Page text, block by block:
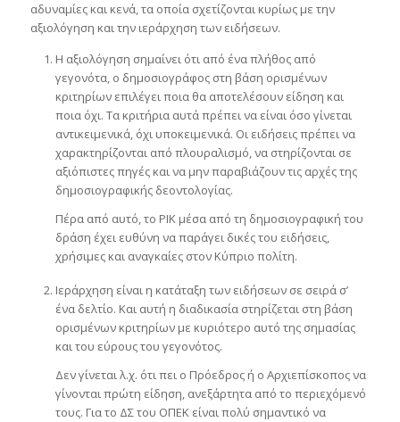
αδυναμίες και κενά, τα οποία σχετίζονται κυρίως με την
αξιολόγηση και την ιεράρχηση των ειδήσεων.
Η αξιολόγηση σημαίνει ότι από ένα πλήθος από
γεγονότα, ο δημοσιογράφος στη βάση ορισμένων
κριτηρίων επιλέγει ποια θα αποτελέσουν είδηση και
ποια όχι. Τα κριτήρια αυτά πρέπει να είναι όσο γίνεται
αντικειμενικά, όχι υποκειμενικά. Οι ειδήσεις πρέπει να
χαρακτηρίζονται από πλουραλισμό, να στηρίζονται σε
αξιόπιστες πηγές και να μην παραβιάζουν τις αρχές της
δημοσιογραφικής δεοντολογίας.
Πέρα από αυτό, το ΡΙΚ μέσα από τη δημοσιογραφική του
δράση έχει ευθύνη να παράγει δικές του ειδήσεις,
χρήσιμες και αναγκαίες στον Κύπριο πολίτη.
Ιεράρχηση είναι η κατάταξη των ειδήσεων σε σειρά σ’
ένα δελτίο. Και αυτή η διαδικασία στηρίζεται στη βάση
ορισμένων κριτηρίων με κυριότερο αυτό της σημασίας
και του εύρους του γεγονότος.
Δεν γίνεται λ.χ. ότι πει ο Πρόεδρος ή ο Αρχιεπίσκοπος να
γίνονται πρώτη είδηση, ανεξάρτητα από το περιεχόμενό
τους. Για το ΔΣ του ΟΠΕΚ είναι πολύ σημαντικό να